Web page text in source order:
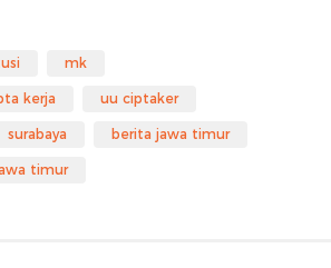
mk
kerja uu ciptaker
surabaya berita jawa timur
timur